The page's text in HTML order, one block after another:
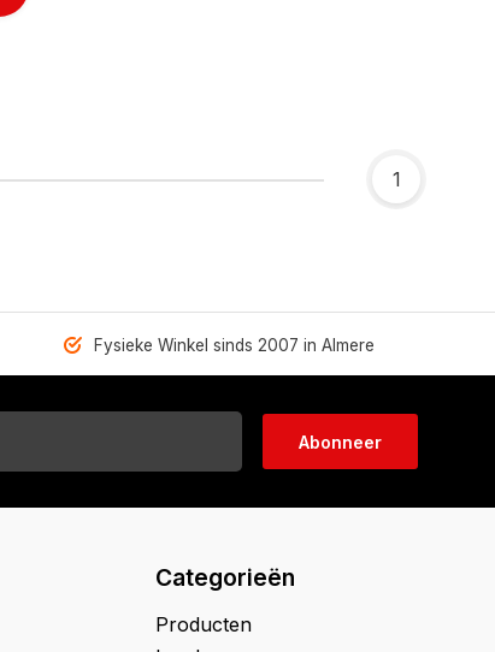
1
Fysieke Winkel sinds 2007 in Almere
Abonneer
Categorieën
Producten